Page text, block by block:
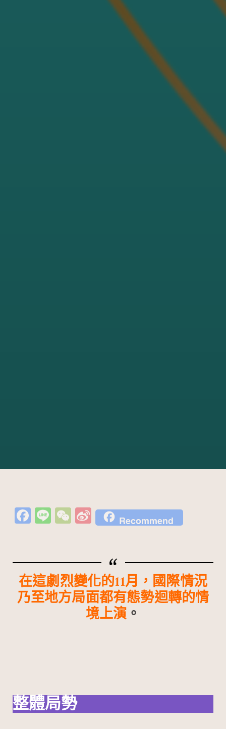
Fa
b
o
o
Li
W
h
at
Si
n
W
ei
b
o
Recommend
在這劇烈變化的11月，國際情況
乃至地方局面都有態勢迴轉的情
境上演 。
整體局勢